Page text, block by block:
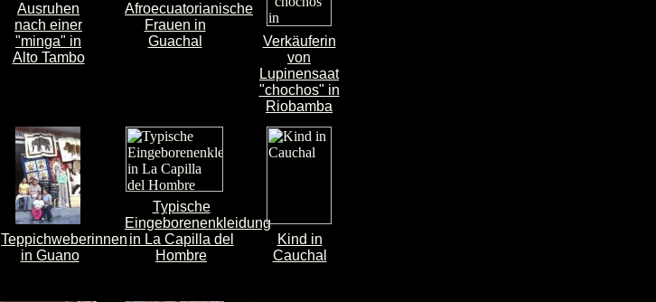
Ausruhen
nach einer
"minga" in
Alto Tambo
Afroecuatorianische
Frauen in
Guachal
Typische
Eingeborenenkleidung
in La Capilla del
Hombre
Teppichweberinnen
in Guano
Kind in
Cauchal
Verkäuferin
von
Lupinensaat
"chochos" in
Riobamba